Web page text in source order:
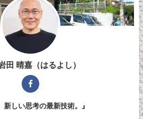
田 晴嘉（はるよし）
新しい思考の最新技術。』